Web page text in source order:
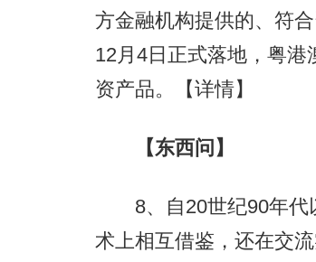
方金融机构提供的、符
12月4日正式落地，粤
资产品。
【详情】
【东西问】
8、自20世纪90年代
术上相互借鉴，还在交